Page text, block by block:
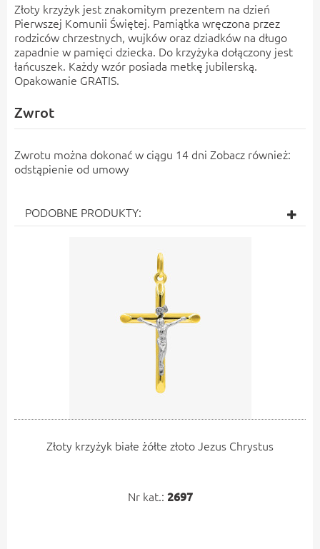
Złoty krzyżyk jest znakomitym prezentem na dzień
Pierwszej Komunii Świętej. Pamiątka wręczona przez
rodziców chrzestnych, wujków oraz dziadków na długo
zapadnie w pamięci dziecka. Do krzyżyka dołączony jest
łańcuszek. Każdy wzór posiada metkę jubilerską.
Opakowanie GRATIS.
Zwrot
Zwrotu można dokonać w ciągu 14 dni Zobacz również:
odstąpienie od umowy
PODOBNE PRODUKTY:
Złoty krzyżyk białe żółte złoto Jezus Chrystus
Nr kat.: 2697